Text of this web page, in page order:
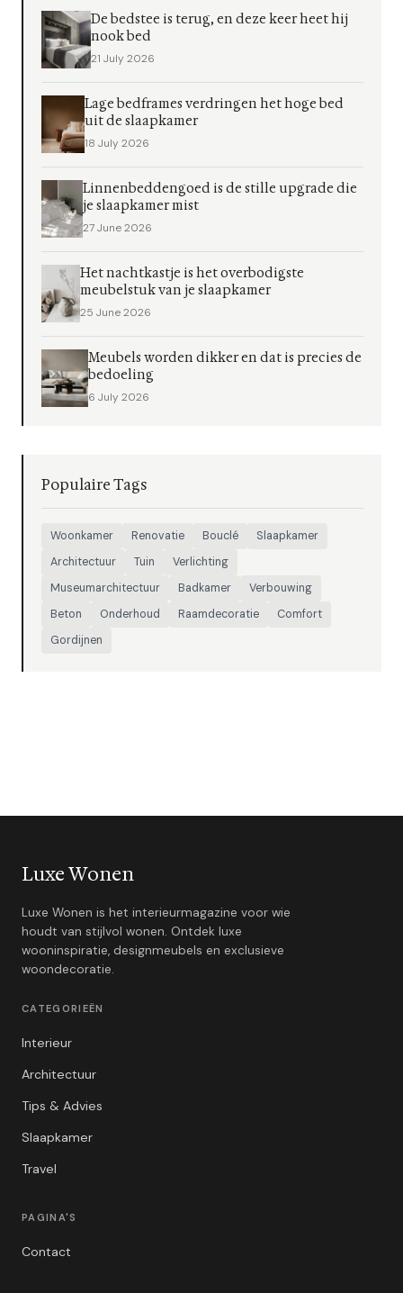
De bedstee is terug, en deze keer heet hij
nook bed
21 July 2026
Lage bedframes verdringen het hoge bed
uit de slaapkamer
18 July 2026
Linnenbeddengoed is de stille upgrade die
je slaapkamer mist
27 June 2026
Het nachtkastje is het overbodigste
meubelstuk van je slaapkamer
25 June 2026
Meubels worden dikker en dat is precies de
bedoeling
6 July 2026
Populaire Tags
Woonkamer Renovatie Bouclé
Slaapkamer
Architectuur
Tuin
Verlichting
Museumarchitectuur
Badkamer
Verbouwing
Beton
Onderhoud Raamdecoratie
Comfort
Gordijnen
Luxe Wonen
Luxe Wonen is het interieurmagazine voor wie
houdt van stijlvol wonen. Ontdek luxe
wooninspiratie, designmeubels en exclusieve
woondecoratie.
CATEGORIEËN
Interieur
Architectuur
Tips & Advies
Slaapkamer
Travel
PAGINA'S
Contact